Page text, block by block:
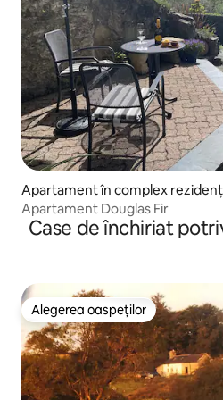
Apartament în complex
d
Apartament Douglas Fir
Case de închiriat
Alegerea oaspeților
Alegerea oaspeților